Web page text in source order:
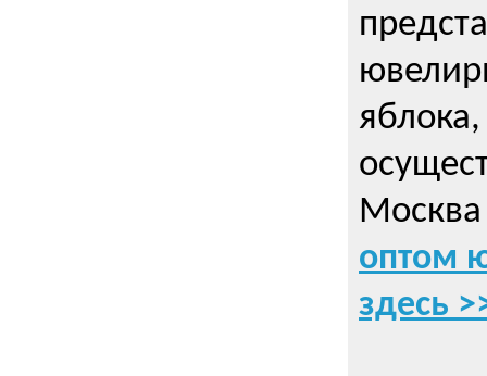
Москва
оптом
здесь